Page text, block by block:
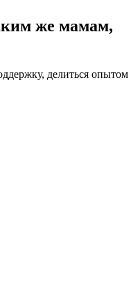
же мамам,
делиться опытом